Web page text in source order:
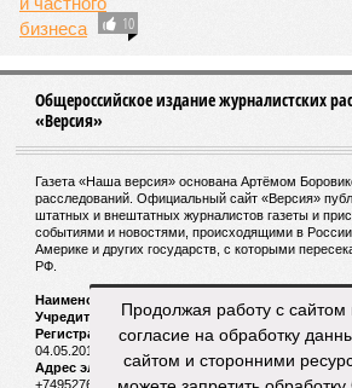
соматические мутации вносят
старение, но сами по себе они не
соавтора исследования
сотрудника Центра био- и медицинских
потеря протеостаза,
эпигенетические изменения, вносят
в ограничение продолжительности
Впрочем, исключение соматических
случае сильно бы продлило
их исключить? Ведь всё это зависит от
вводных, от обычных ошибок при
Продолжая работу с сайтом
согласие на обработку
сайтом и сторонними